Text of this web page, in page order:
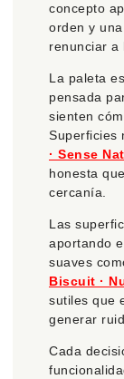
concepto
orden y
renunciar a
La paleta
pensada
sienten
Superficies
· Sense
honesta
cercanía.
Las
aportando
suaves
Biscuit ·
sutiles que
generar
Cada